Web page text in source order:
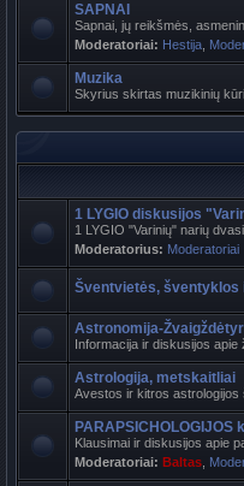
SAPNAI
Sapnai, jų reikšmės,
Moderatoriai: Hestija
Muzika
Skyrius skirtas muzikinių
1 LYGIO diskusijos
1 LYGIO "Varinių" narių
Moderatorius: Moderatoriai
Šventvietės, šventyklos
Astronomija-
Informacija ir diskusijos
Astrologija, metskaitliai
Avestos ir kitros astrologijos
Klausimai ir diskusijos apie
Moderatoriai: Baltas